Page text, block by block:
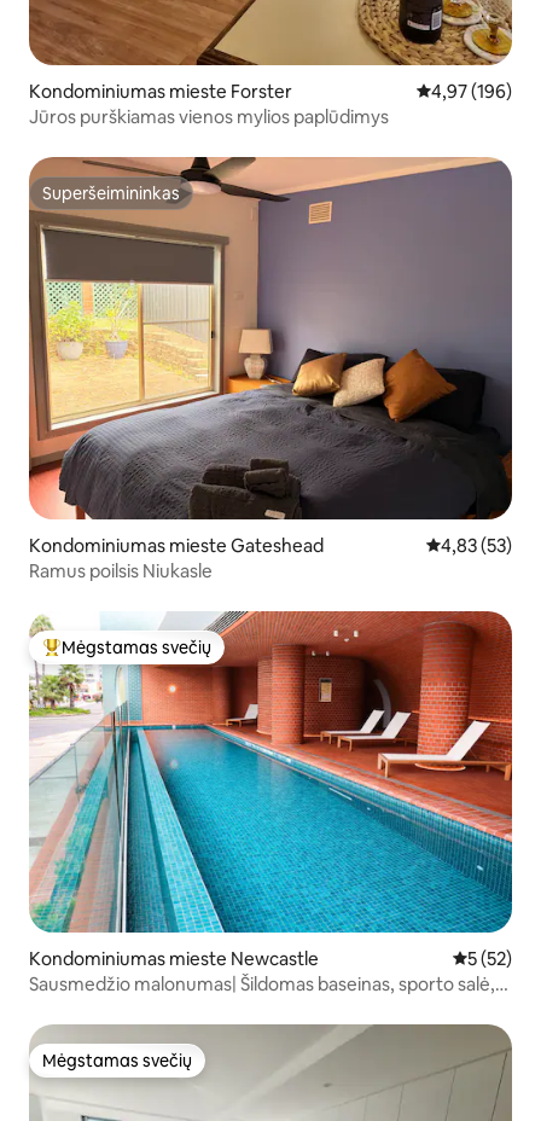
Kondominiumas mieste Forster Vidutinis
4,97 (196)
Jūros purškiamas vienos mylios paplūdimys
Superšeimininkas
Superšeimininkas
Kondominiumas mieste Gateshead Vidutinis
4,83 (53)
Ramus poilsis Niukasle
Svečių mėgstamiausias
Mėgstamas svečių
Kondominiumas mieste Newcastle Vidutinis
5 (52)
Sausmedžio malonumas| Šildomas baseinas, sporto salė,
Mėgstamas svečių
Mėgstamas svečių